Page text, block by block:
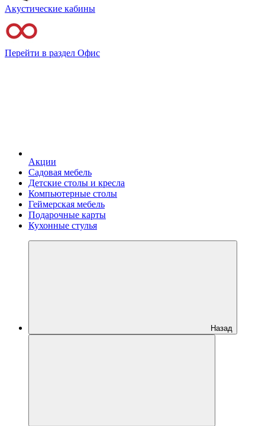
Акустические кабины
Перейти в раздел Офис
Акции
Садовая мебель
Детские столы и кресла
Компьютерные столы
Геймерская мебель
Подарочные карты
Кухонные стулья
Назад